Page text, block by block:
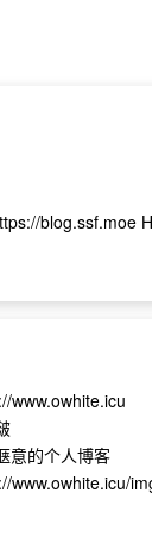
blog.ssf.moe
www.owhite.icu
意的个人博客
www.owhite.icu/